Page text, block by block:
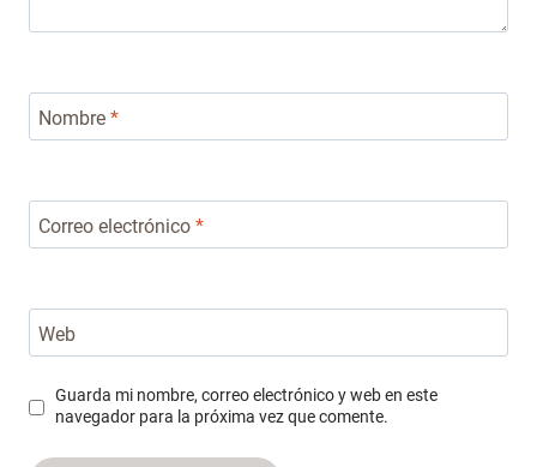
Nombre *
Correo electrónico *
Web
Guarda mi nombre, correo electrónico y web en este
navegador para la próxima vez que comente.